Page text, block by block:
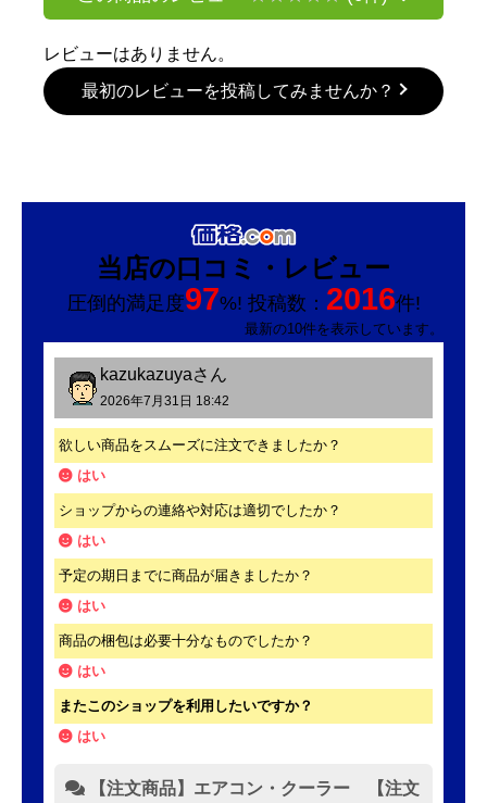
レビューはありません。
最初のレビューを投稿してみませんか？
当店の口コミ・レビュー
圧倒的満足度97%! 投稿数： 2016件!
最新の10件を表示しています。
kazukazuyaさん
2026年7月31日 18:42
欲しい商品をスムーズに注文できましたか？
はい
ショップからの連絡や対応は適切でしたか？
はい
予定の期日までに商品が届きましたか？
はい
商品の梱包は必要十分なものでしたか？
はい
またこのショップを利用したいですか？
はい
【注文商品】エアコン・クーラー 【注文